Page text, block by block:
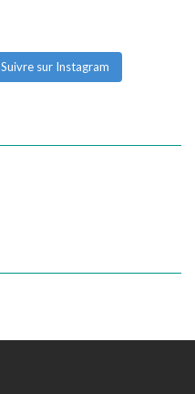
Suivre sur Instagram